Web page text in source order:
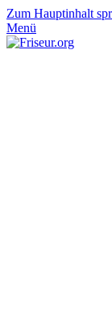
Zum Hauptinhalt
Menü